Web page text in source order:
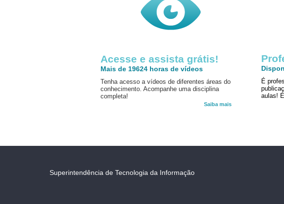
Acesse e assista grátis!
Mais de 19624 horas de vídeos
Tenha acesso a vídeos de diferentes áreas do
conhecimento. Acompanhe uma disciplina
completa!
Saiba mais
É
aulas!
Superintendência de Tecnologia da Informação